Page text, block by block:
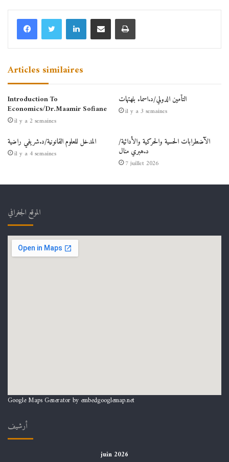
Linkedin Partager par email Imprimer
Articles similaires
Introduction To
Economics/Dr.Maamir Sofiane
il y a 2 semaines
التأمين الدولي/د.اسماء بلهتهات
il y a 3 semaines
المدخل للعلوم القانونية/د.شريفي راضية
il y a 4 semaines
الآضطرابات الحسية والحركية والأدائية/
د.هبري منال
7 juillet 2026
الموقع الجغرافي
Google Maps Generator by embedgooglemap.net
أرشيف
juin 2026